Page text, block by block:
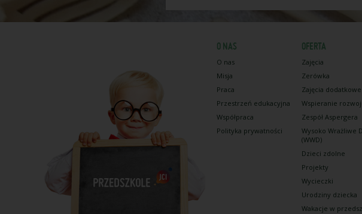
O NAS
O nas
Misja
Praca
Przestrzeń edukacyjna
Współpraca
Polityka prywatności
OFERTA
Zajęcia
Zerówka
Zajęcia dodatkowe
Wspieranie
Zespół Aspergera
Wysoko Wrażliwe
(WWD)
Dzieci zdolne
Projekty
Wycieczki
Urodziny dziecka
Wakacje w